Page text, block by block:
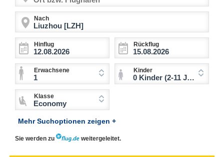
Nach
Hinflug Rückflug
Erwachsene
1
Kinder
0 Kinder (2-11 Jahre)
Klasse
Economy
Mehr Suchoptionen zeigen +
Sie werden zu weitergeleitet.